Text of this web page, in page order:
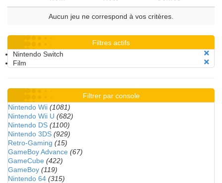
Aucun jeu ne correspond à vos critères.
Filtres actifs
Nintendo Switch
Film
Filtrer par console
Nintendo Wii (1081)
Nintendo Wii U (682)
Nintendo DS (1100)
Nintendo 3DS (929)
Retro-Gaming (15)
GameBoy Advance (67)
GameCube (422)
GameBoy (119)
Nintendo 64 (315)